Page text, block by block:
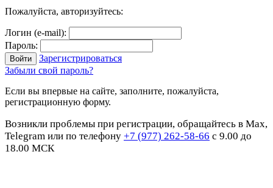
Пожалуйста, авторизуйтесь:
Логин (e-mail):
Пароль:
Зарегистрироваться
Забыли свой пароль?
Если вы впервые на сайте, заполните, пожалуйста,
регистрационную форму.
Возникли проблемы при регистрации, обращайтесь в Max,
Telegram или по телефону +7 (977) 262-58-66 с 9.00 до
18.00 МСК